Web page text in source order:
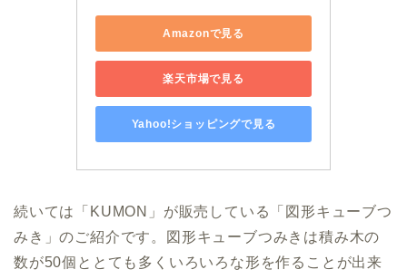
Amazonで見る
楽天市場で見る
Yahoo!ショッピングで見る
続いては「KUMON」が販売している「図形キューブつ
みき」のご紹介です。図形キューブつみきは積み木の
数が50個ととても多くいろいろな形を作ることが出来